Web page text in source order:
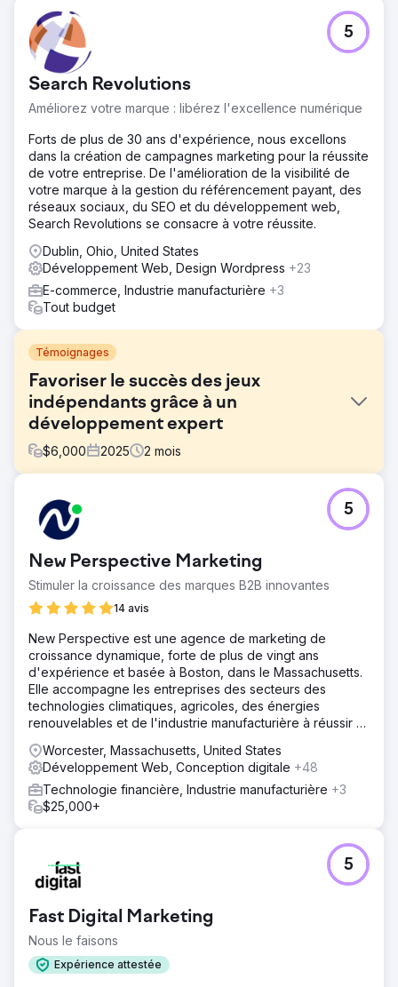
Search Revolutions
Améliorez votre marque : libérez l'excellence numérique
5
Forts de plus de 30 ans d'expérience, nous excellons
dans la création de campagnes marketing pour la réussite
de votre entreprise. De l'amélioration de la visibilité de
votre marque à la gestion du référencement payant, des
réseaux sociaux, du SEO et du développement web,
Search Revolutions se consacre à votre réussite.
Dublin, Ohio, United States
Développement Web, Design Wordpress +23
E-commerce, Industrie manufacturière +3
Tout budget
Témoignages
Favoriser le succès des jeux
indépendants grâce à un
développement expert
$6,000 2025 2 mois
Un studio de jeux indépendant a dû faire face à des
obstacles pour peaufiner le gameplay, résoudre des
lancement d'une plateforme majeure.
Solution
Nous avons amélioré les mécanismes du jeu, corrigé des
développé un gestionnaire de ressources flexible et
ajouté de nouvelles fonctionnalités comme un système de
mise sous tension, le tout dans le moteur Godot.
Résultat
L'équipe a accéléré le développement, optimisé le
marché numérique de premier plan.
Vers la page de l'agence
New Perspective Marketing
Stimuler la croissance des marques B2B innovantes
14 avis
5
New Perspective est une agence de marketing de
croissance dynamique, forte de plus de vingt ans
d'expérience et basée à Boston, dans le Massachusetts.
Elle accompagne les entreprises des secteurs des
technologies climatiques, agricoles, des énergies
renouvelables et de l'industrie manufacturière à réussir à
Worcester, Massachusetts, United States
Développement Web, Conception digitale +48
Technologie financière, Industrie manufacturière +3
$25,000+
Fast Digital Marketing
Nous le faisons
Expérience attestée
5